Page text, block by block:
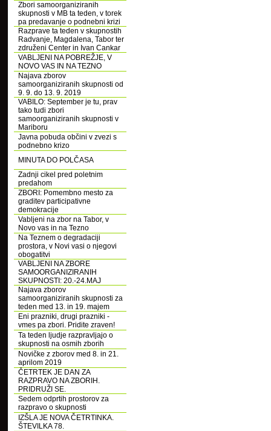
Zbori samoorganiziranih
skupnosti v MB ta teden, v torek
pa predavanje o podnebni krizi
Razprave ta teden v skupnostih
Radvanje, Magdalena, Tabor ter
združeni Center in Ivan Cankar
VABLJENI NA POBREŽJE, V
NOVO VAS IN NA TEZNO
Najava zborov
samoorganiziranih skupnosti od
9. 9. do 13. 9. 2019
VABILO: September je tu, prav
tako tudi zbori
samoorganiziranih skupnosti v
Mariboru
Javna pobuda občini v zvezi s
podnebno krizo
MINUTA DO POLČASA
Zadnji cikel pred poletnim
predahom
ZBORI: Pomembno mesto za
graditev participativne
demokracije
Vabljeni na zbor na Tabor, v
Novo vas in na Tezno
Na Teznem o degradaciji
prostora, v Novi vasi o njegovi
obogatitvi
VABLJENI NA ZBORE
SAMOORGANIZIRANIH
SKUPNOSTI: 20.-24.MAJ
Najava zborov
samoorganiziranih skupnosti za
teden med 13. in 19. majem
Eni prazniki, drugi prazniki -
vmes pa zbori. Pridite zraven!
Ta teden ljudje razpravljajo o
skupnosti na osmih zborih
Novičke z zborov med 8. in 21.
aprilom 2019
ČETRTEK JE DAN ZA
RAZPRAVO NA ZBORIH.
PRIDRUŽI SE.
Sedem odprtih prostorov za
razpravo o skupnosti
IZŠLA JE NOVA ČETRTINKA.
ŠTEVILKA 78.